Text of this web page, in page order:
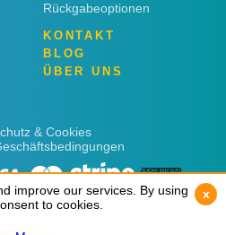
Rückgabeoptionen
KONTAKT
BLOG
ÜBER UNS
& Cookies
improve our services. By using
to cookies.
x
improve our services. By using
to cookies.
x